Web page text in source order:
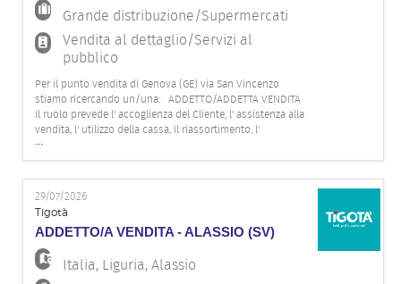
Grande distribuzione/Supermercati
Vendita al dettaglio/Servizi al
pubblico
Per il punto vendita di Genova (GE) via San Vincenzo
stiamo ricercando un/una: ADDETTO/ADDETTA VENDITA
Il ruolo prevede l' accoglienza del Cliente, l' assistenza alla
vendita, l' utilizzo della cassa, il riassortimento, l'
organizzazione e la cura degli spazi espositivi e del
magazzino. Il profilo ideale dovrebbe possedere le
...
29/07/2026
Tigotà
ADDETTO/A VENDITA - ALASSIO (SV)
Italia, Liguria,Alassio